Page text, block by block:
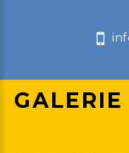
GALERIE